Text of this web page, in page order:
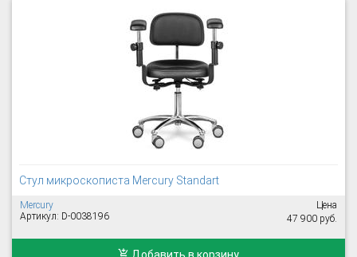
Стул микроскописта Mercury Standart
Mercury
Артикул: D-0038196
Цена
47 900 руб.